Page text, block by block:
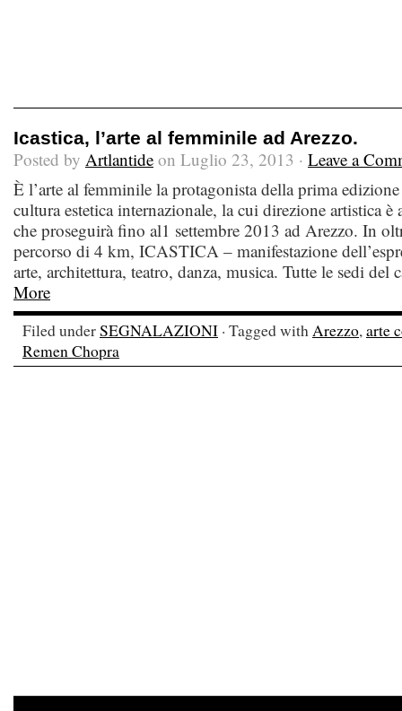
Icastica, l’arte al femminile ad Arezzo.
Posted by Artlantide on Luglio 23, 2013 · Leave a
È l’arte al femminile la protagonista della prima
cultura estetica internazionale, la cui direzione artistica
che proseguirà fino al1 settembre 2013 ad Arezzo. In
percorso di 4 km, ICASTICA – manifestazione
arte, architettura, teatro, danza, musica. Tutte le sedi
More
Filed underSEGNALAZIONI · Tagged withArezzo,arte
Remen Chopra